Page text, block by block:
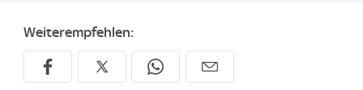
Weiterempfehlen: